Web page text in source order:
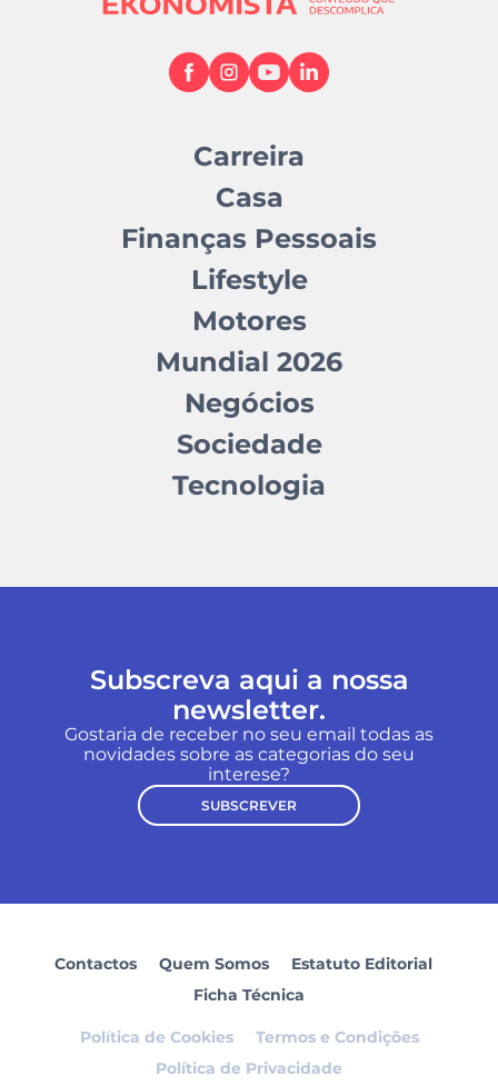
Carreira
Casa
Finanças Pessoais
Lifestyle
Motores
Mundial 2026
Negócios
Sociedade
Tecnologia
Subscreva aqui a nossa
newsletter.
Gostaria de receber no seu email todas as
novidades sobre as categorias do seu
interese?
SUBSCREVER
Contactos Quem Somos
Estatuto Editorial
Ficha Técnica
Política de Cookies
Termos e Condições
Política de Privacidade